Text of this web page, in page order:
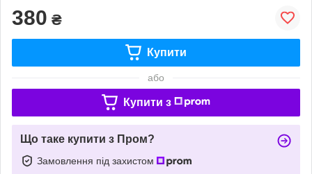
380 ₴
Купити
або
Купити з
Що таке купити з Пром?
Замовлення під захистом